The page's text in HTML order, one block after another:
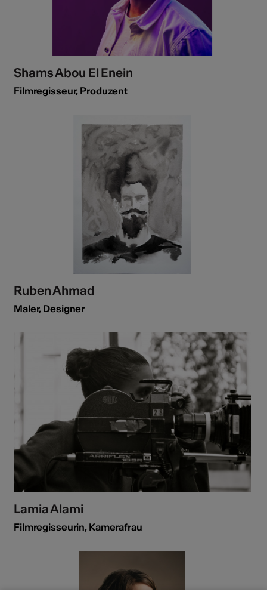
Shams Abou El Enein
Filmregisseur, Produzent
Ruben Ahmad
Maler, Designer
Lamia Alami
Filmregisseurin, Kamerafrau